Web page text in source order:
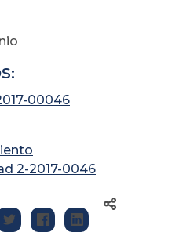
00046
2-2017-0046